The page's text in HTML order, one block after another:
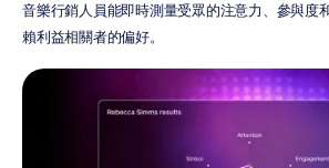
音樂行銷人員能即時測量受眾的注意力、參與度
賴利益相關者的偏好。